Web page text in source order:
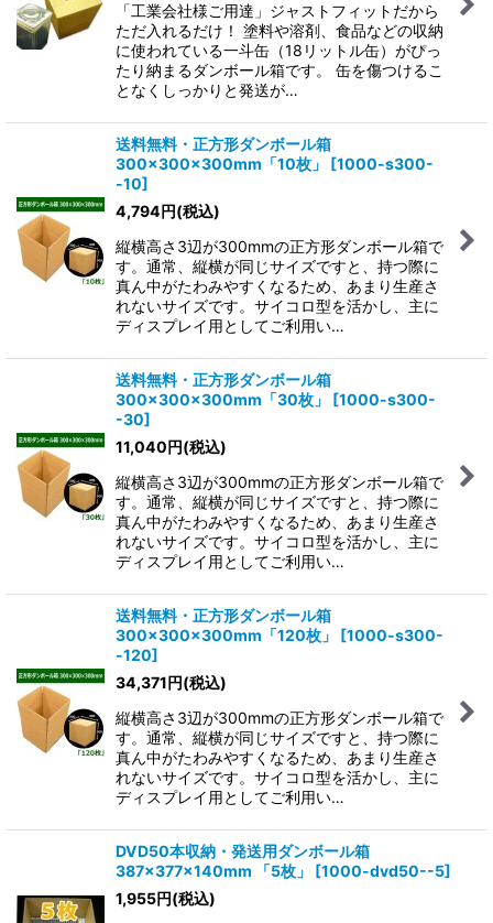
「工業会社様ご用達」ジャストフィットだから
ただ入れるだけ！ 塗料や溶剤、食品などの収納
に使われている一斗缶（18リットル缶）がぴっ
たり納まるダンボール箱です。 缶を傷つけるこ
となくしっかりと発送が…
送料無料・正方形ダンボール箱
300×300×300mm「10枚」
[1000-s300-
-10]
4,794円(税込)
縦横高さ3辺が300mmの正方形ダンボール箱で
す。通常、縦横が同じサイズですと、持つ際に
真ん中がたわみやすくなるため、あまり生産さ
れないサイズです。サイコロ型を活かし、主に
ディスプレイ用としてご利用い…
送料無料・正方形ダンボール箱
300×300×300mm「30枚」
[1000-s300-
-30]
11,040円(税込)
縦横高さ3辺が300mmの正方形ダンボール箱で
す。通常、縦横が同じサイズですと、持つ際に
真ん中がたわみやすくなるため、あまり生産さ
れないサイズです。サイコロ型を活かし、主に
ディスプレイ用としてご利用い…
送料無料・正方形ダンボール箱
300×300×300mm「120枚」
[1000-s300-
-120]
34,371円(税込)
縦横高さ3辺が300mmの正方形ダンボール箱で
す。通常、縦横が同じサイズですと、持つ際に
真ん中がたわみやすくなるため、あまり生産さ
れないサイズです。サイコロ型を活かし、主に
ディスプレイ用としてご利用い…
DVD50本収納・発送用ダンボール箱
387×377×140mm 「5枚」
[1000-dvd50--5]
1,955円(税込)